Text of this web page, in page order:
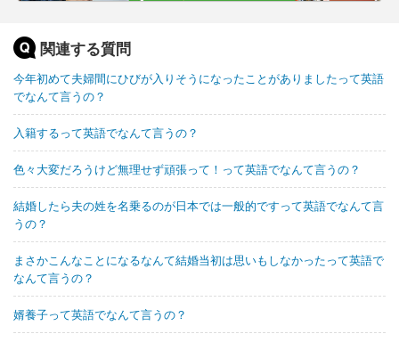
関連する質問
今年初めて夫婦間にひびが入りそうになったことがありましたって英語
でなんて言うの？
入籍するって英語でなんて言うの？
色々大変だろうけど無理せず頑張って！って英語でなんて言うの？
結婚したら夫の姓を名乗るのが日本では一般的ですって英語でなんて言
うの？
まさかこんなことになるなんて結婚当初は思いもしなかったって英語で
なんて言うの？
婿養子って英語でなんて言うの？